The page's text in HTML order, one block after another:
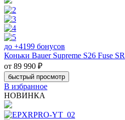
до +4199 бонусов
Коньки Bauer Supreme S26 Fuse SR
от 89 990 ₽
быстрый просмотр
В избранное
НОВИНКА